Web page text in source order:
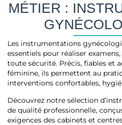
MÉTIER :
Les instrumentations
essentiels pour réaliser
toute sécurité. Précis, fiables et
féminine, ils permettent au
interventions confortables,
Découvrez notre sélection
de qualité professionnelle,
exigences des cabinets et